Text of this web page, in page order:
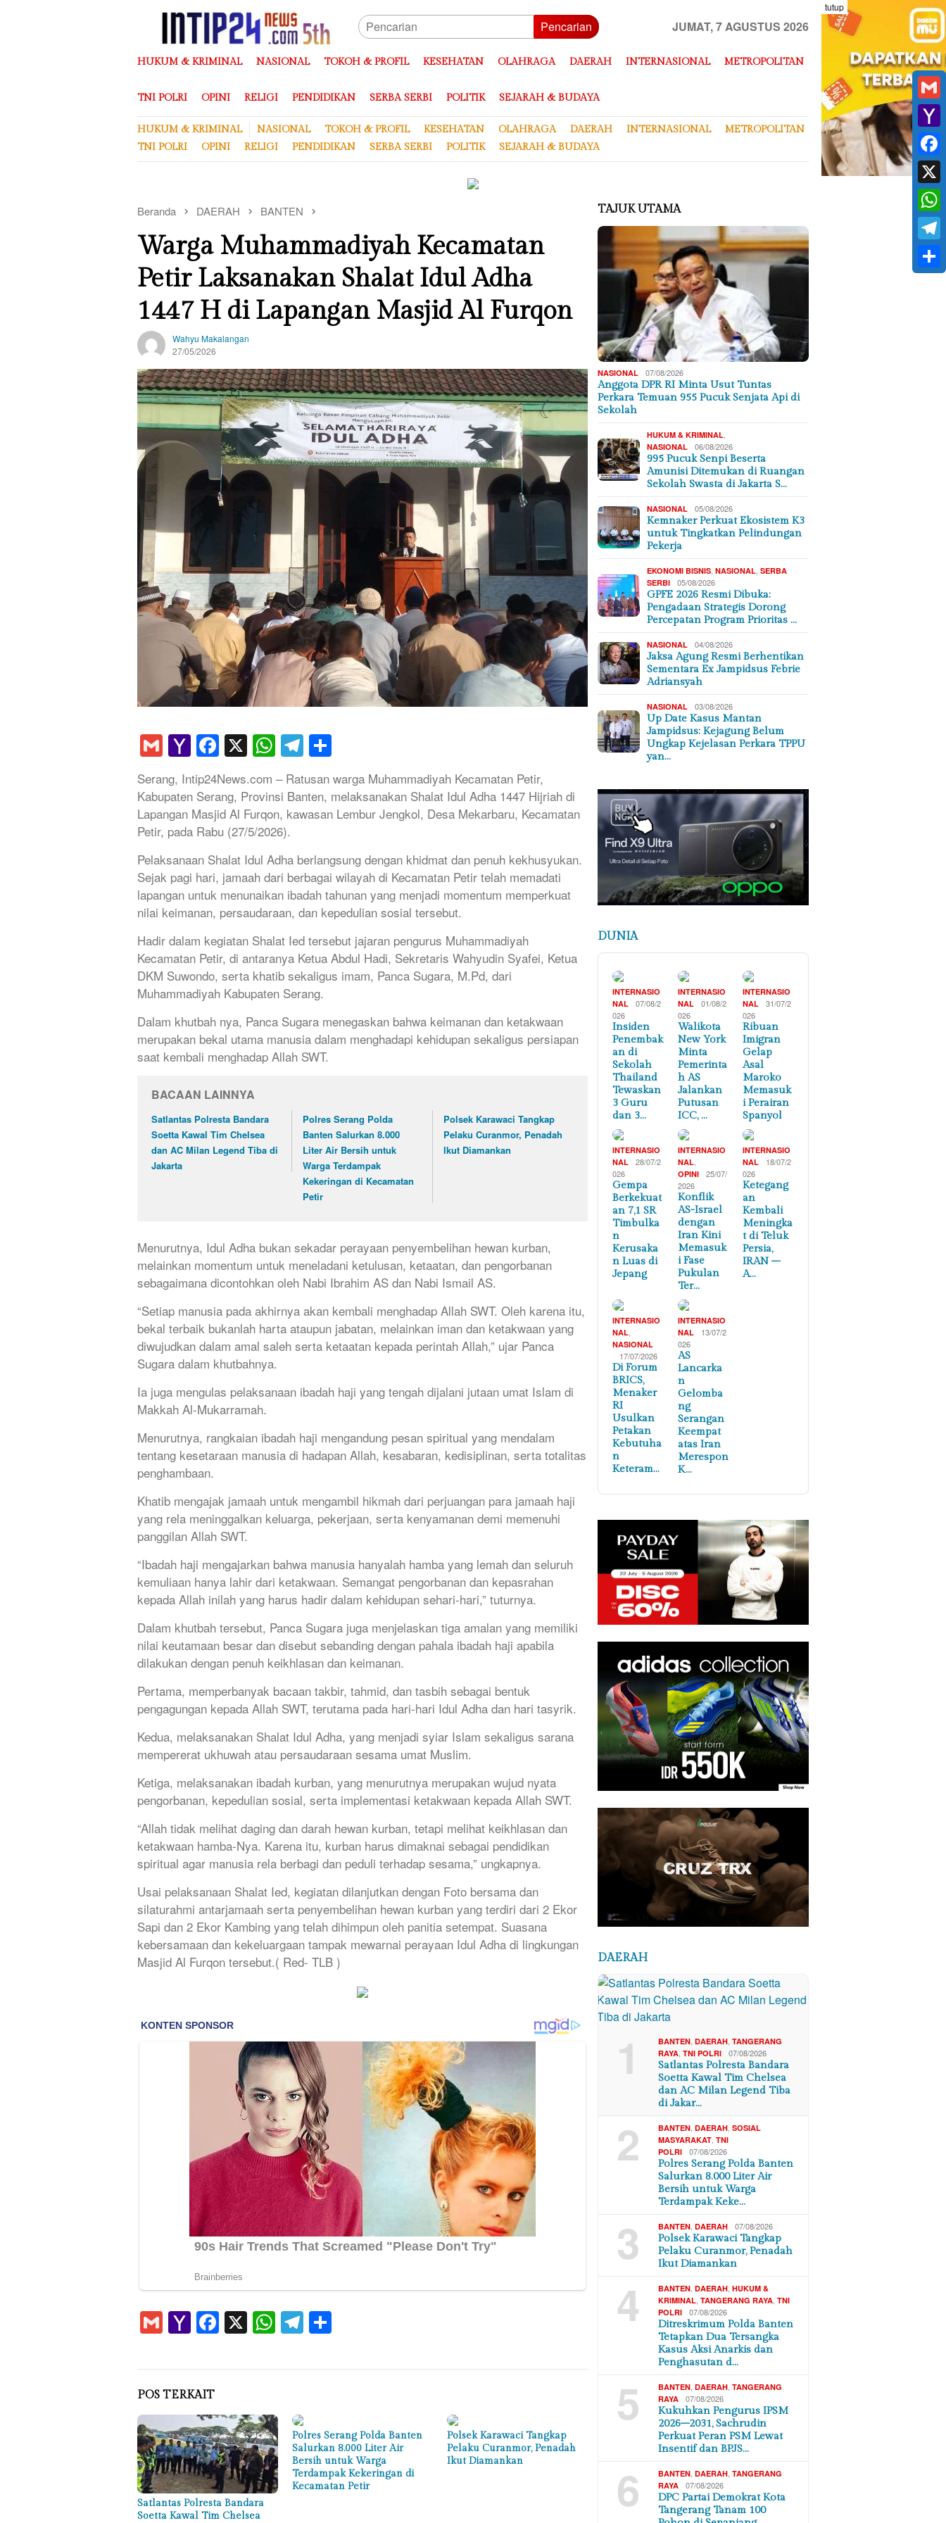
tutup
Pencarian JUMAT, 7 AGUSTUS 2026
HUKUM & KRIMINAL NASIONAL TOKOH & PROFIL KESEHATAN OLAHRAGA DAERAH INTERNASIONAL METROPOLITAN
TNI POLRI OPINI RELIGI PENDIDIKAN SERBA SERBI POLITIK SEJARAH & BUDAYA
HUKUM & KRIMINAL NASIONAL TOKOH & PROFIL KESEHATAN OLAHRAGA DAERAH INTERNASIONAL
METROPOLITAN
TNI POLRI
OPINI RELIGI PENDIDIKAN SERBA SERBI POLITIK SEJARAH & BUDAYA
Beranda DAERAH BANTEN
Warga Muhammadiyah Kecamatan
Petir Laksanakan Shalat Idul Adha
1447 H di Lapangan Masjid Al Furqon
Wahyu Makalangan
27/05/2026
GmailYahoo
Mail
Facebook
X WhatsApp
Telegram
Serang, Intip24News.com – Ratusan warga Muhammadiyah Kecamatan Petir,
Kabupaten Serang, Provinsi Banten, melaksanakan Shalat Idul Adha 1447 Hijriah di
Lapangan Masjid Al Furqon, kawasan Lembur Jengkol, Desa Mekarbaru, Kecamatan
Petir, pada Rabu (27/5/2026).
Pelaksanaan Shalat Idul Adha berlangsung dengan khidmat dan penuh kekhusyukan.
Sejak pagi hari, jamaah dari berbagai wilayah di Kecamatan Petir telah memadati
lapangan untuk menunaikan ibadah tahunan yang menjadi momentum memperkuat
nilai keimanan, persaudaraan, dan kepedulian sosial tersebut.
Hadir dalam kegiatan Shalat Ied tersebut jajaran pengurus Muhammadiyah
Kecamatan Petir, di antaranya Ketua Abdul Hadi, Sekretaris Wahyudin Syafei, Ketua
DKM Suwondo, serta khatib sekaligus imam, Panca Sugara, M.Pd, dari
Muhammadiyah Kabupaten Serang.
Dalam khutbah nya, Panca Sugara menegaskan bahwa keimanan dan ketakwaan
merupakan bekal utama manusia dalam menghadapi kehidupan sekaligus persiapan
saat kembali menghadap Allah SWT.
BACAAN LAINNYA
Satlantas Polresta Bandara
Soetta Kawal Tim Chelsea
dan AC Milan Legend Tiba di
Jakarta
Polres Serang Polda
Banten Salurkan 8.000
Liter Air Bersih untuk
Warga Terdampak
Kekeringan di Kecamatan
Petir
Polsek Karawaci Tangkap
Pelaku Curanmor, Penadah
Ikut Diamankan
Menurutnya, Idul Adha bukan sekadar perayaan penyembelihan hewan kurban,
melainkan momentum untuk meneladani ketulusan, ketaatan, dan pengorbanan
sebagaimana dicontohkan oleh Nabi Ibrahim AS dan Nabi Ismail AS.
“Setiap manusia pada akhirnya akan kembali menghadap Allah SWT. Oleh karena itu,
bekal terbaik bukanlah harta ataupun jabatan, melainkan iman dan ketakwaan yang
diwujudkan dalam amal saleh serta ketaatan kepada perintah Allah,” ujar Panca
Sugara dalam khutbahnya.
Ia juga mengulas pelaksanaan ibadah haji yang tengah dijalani jutaan umat Islam di
Makkah Al-Mukarramah.
Menurutnya, rangkaian ibadah haji mengandung pesan spiritual yang mendalam
tentang kesetaraan manusia di hadapan Allah, kesabaran, kedisiplinan, serta totalitas
penghambaan.
Khatib mengajak jamaah untuk mengambil hikmah dari perjuangan para jamaah haji
yang rela meninggalkan keluarga, pekerjaan, serta kenyamanan demi memenuhi
panggilan Allah SWT.
“Ibadah haji mengajarkan bahwa manusia hanyalah hamba yang lemah dan seluruh
kemuliaan hanya lahir dari ketakwaan. Semangat pengorbanan dan kepasrahan
kepada Allah inilah yang harus hadir dalam kehidupan sehari-hari,” tuturnya.
Dalam khutbah tersebut, Panca Sugara juga menjelaskan tiga amalan yang memiliki
nilai keutamaan besar dan disebut sebanding dengan pahala ibadah haji apabila
dilakukan dengan penuh keikhlasan dan keimanan.
Pertama, memperbanyak bacaan takbir, tahmid, dan tasbih sebagai bentuk
pengagungan kepada Allah SWT, terutama pada hari-hari Idul Adha dan hari tasyrik.
Kedua, melaksanakan Shalat Idul Adha, yang menjadi syiar Islam sekaligus sarana
mempererat ukhuwah atau persaudaraan sesama umat Muslim.
Ketiga, melaksanakan ibadah kurban, yang menurutnya merupakan wujud nyata
pengorbanan, kepedulian sosial, serta implementasi ketakwaan kepada Allah SWT.
“Allah tidak melihat daging dan darah hewan kurban, tetapi melihat keikhlasan dan
ketakwaan hamba-Nya. Karena itu, kurban harus dimaknai sebagai pendidikan
spiritual agar manusia rela berbagi dan peduli terhadap sesama,” ungkapnya.
Usai pelaksanaan Shalat Ied, kegiatan dilanjutkan dengan Foto bersama dan
silaturahmi antarjamaah serta penyembelihan hewan kurban yang terdiri dari 2 Ekor
Sapi dan 2 Ekor Kambing yang telah dihimpun oleh panitia setempat. Suasana
kebersamaan dan kekeluargaan tampak mewarnai perayaan Idul Adha di lingkungan
Masjid Al Furqon tersebut.( Red- TLB )
GmailYahoo
Mail
Facebook
X WhatsApp
Telegram
POS TERKAIT
Satlantas Polresta Bandara
Soetta Kawal Tim Chelsea
Polres Serang Polda Banten
Salurkan 8.000 Liter Air
Bersih untuk Warga
Terdampak Kekeringan di
Kecamatan Petir
Polsek Karawaci Tangkap
Pelaku Curanmor, Penadah
Ikut Diamankan
TAJUK UTAMA
NASIONAL 07/08/2026
Anggota DPR RI Minta Usut Tuntas
Perkara Temuan 955 Pucuk Senjata Api di
Sekolah
HUKUM & KRIMINAL
NASIONAL 06/08/2026
995 Pucuk Senpi Beserta
Amunisi Ditemukan di Ruangan
Sekolah Swasta di Jakarta S…
NASIONAL 05/08/2026
Kemnaker Perkuat Ekosistem K3
untuk Tingkatkan Pelindungan
Pekerja
EKONOMI BISNIS ,NASIONAL ,SERBA
SERBI
05/08/2026
GPFE 2026 Resmi Dibuka:
Pengadaan Strategis Dorong
Percepatan Program Prioritas …
NASIONAL 04/08/2026
Jaksa Agung Resmi Berhentikan
Sementara Ex Jampidsus Febrie
Adriansyah
NASIONAL 03/08/2026
Up Date Kasus Mantan
Jampidsus: Kejagung Belum
Ungkap Kejelasan Perkara TPPU
yan…
DUNIA
INTERNASIO
NAL
07/08/2
026
Insiden
Penembak
an di
Sekolah
Thailand
Tewaskan
3 Guru
dan 3…
INTERNASIO
NAL
01/08/2
026
Walikota
New York
Minta
Pemerinta
h AS
Jalankan
Putusan
ICC, …
INTERNASIO
NAL
31/07/2
026
Ribuan
Imigran
Gelap
Asal
Maroko
Memasuk
i Perairan
Spanyol
INTERNASIO
NAL
28/07/2
026
Gempa
Berkekuat
an 7,1 SR
Timbulka
n
Kerusaka
n Luas di
Jepang
INTERNASIO
NAL,
OPINI
25/07/
2026
Konflik
AS-Israel
dengan
Iran Kini
Memasuk
i Fase
Pukulan
Ter…
INTERNASIO
NAL
18/07/2
026
Ketegang
an
Kembali
Meningka
t di Teluk
Persia,
IRAN –
A…
INTERNASIO
NAL
NASIONAL
17/07/2026
Di Forum
BRICS,
Menaker
RI
Usulkan
Petakan
Kebutuha
n
Keteram…
INTERNASIO
NAL
13/07/2
026
AS
Lancarka
n
Gelomba
ng
Serangan
Keempat
atas Iran
Merespon
K…
DAERAH
1 BANTEN ,DAERAH ,TANGERANG
RAYA ,TNI POLRI 07/08/2026
Satlantas Polresta Bandara
Soetta Kawal Tim Chelsea
dan AC Milan Legend Tiba
di Jakar…
2 BANTEN ,DAERAH ,SOSIAL
MASYARAKAT ,TNI
POLRI
07/08/2026
Polres Serang Polda Banten
Salurkan 8.000 Liter Air
Bersih untuk Warga
Terdampak Keke…
3 BANTEN ,DAERAH 07/08/2026
Polsek Karawaci Tangkap
Pelaku Curanmor, Penadah
Ikut Diamankan
4 BANTEN ,DAERAH ,HUKUM &
KRIMINAL ,TANGERANG RAYA ,TNI
POLRI
07/08/2026
Ditreskrimum Polda Banten
Tetapkan Dua Tersangka
Kasus Aksi Anarkis dan
Penghasutan d…
5 BANTEN ,DAERAH ,TANGERANG
RAYA
07/08/2026
Kukuhkan Pengurus IPSM
2026–2031, Sachrudin
Perkuat Peran PSM Lewat
Insentif dan BPJS…
6 BANTEN ,DAERAH ,TANGERANG
RAYA
07/08/2026
DPC Partai Demokrat Kota
Tangerang Tanam 100
Mail
X